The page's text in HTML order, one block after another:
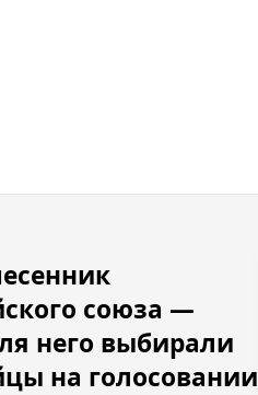
союза —
него выбирали
на голосовании